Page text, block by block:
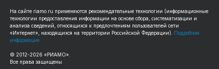
На сайте riamo.ru применяются рекомендательные технологии (информационные
технологии предоставления информации на основе сбора, систематизации и
анализа сведений, относящихся к предпочтениям пользователей сети
«Интернет», находящихся на территории Российской Федерации). Подробная
информация
© 2012-2026 «РИАМО».
Все права защищены